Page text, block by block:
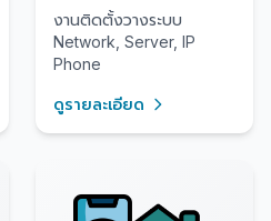
งานติดตั้งวางระบบ
Network, Server, IP
Phone
ดูรายละเอียด